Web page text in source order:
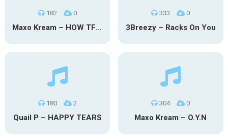
182 0
Maxo Kream – HOW TF I’M LUCKY
333 0
3Breezy – Racks On You
180 2
Quail P – HAPPY TEARS
304 0
Maxo Kream – O.Y.N